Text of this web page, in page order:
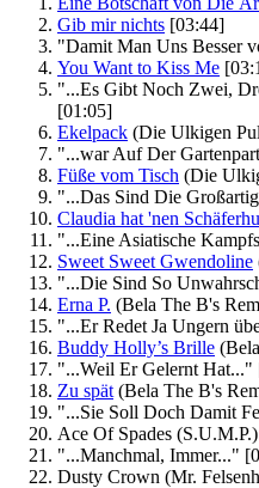
Gib mir nichts [03:44]
"Damit Man Uns Besser
You Want to Kiss Me
"...Es Gibt Noch Zwei,
[01:05]
Ekelpack (Die Ulkigen
"...war Auf Der
Füße vom Tisch (Die
"...Das Sind Die
Claudia hat 'nen
"...Eine Asiatische
Sweet Sweet Gwendoline
"...Die Sind So
Erna P. (Bela The B's
"...Er Redet Ja Ungern
Buddy Holly’s Brille
"...Weil Er Gelernt Hat..."
Zu spät (Bela The B's
"...Sie Soll Doch Damit
Ace Of Spades (S.U.M.P.)
"...Manchmal, Immer..."
Dusty Crown (Mr.